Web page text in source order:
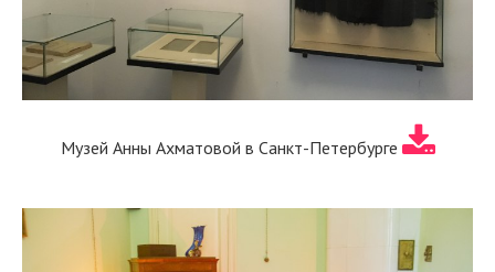
Музей Анны Ахматовой в Санкт-Петербурге